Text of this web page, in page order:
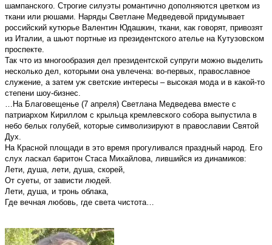
шампанского. Строгие силуэты романтично дополняются цветком из
ткани или рюшами. Наряды Светлане Медведевой придумывает
российский кутюрье Валентин Юдашкин, ткани, как говорят, привозят
из Италии, а шьют портные из президентского ателье на Кутузовском
проспекте.
Так что из многообразия дел президентской супруги можно выделить
несколько дел, которыми она увлечена: во-первых, православное
служение, а затем уж светские интересы – высокая мода и в какой-то
степени шоу-бизнес.
…На Благовещенье (7 апреля) Светлана Медведева вместе с
патриархом Кириллом с крыльца кремлевского собора выпустила в
небо белых голубей, которые символизируют в православии Святой
Дух.
На Красной площади в это время прогуливался праздный народ. Его
слух ласкал баритон Стаса Михайлова, лившийся из динамиков:
Лети, душа, лети, душа, скорей,
От суеты, от зависти людей.
Лети, душа, и тронь облака,
Где вечная любовь, где света чистота…